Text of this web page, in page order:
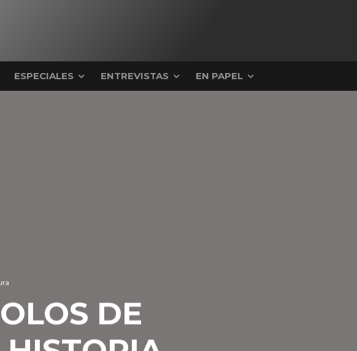
ESPECIALES ENTREVISTAS EN PAPEL
DE